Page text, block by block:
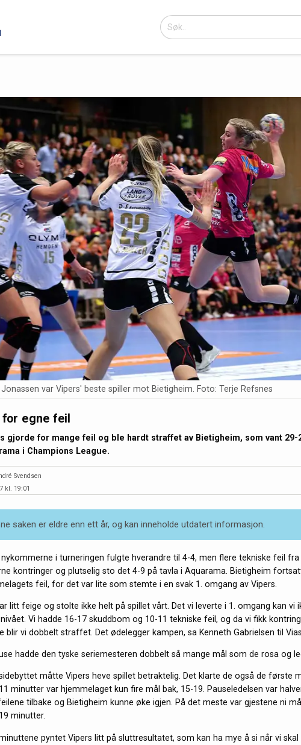
Jonassen var Vipers' beste spiller mot Bietigheim. Foto: Terje Refsnes
for egne feil
gjorde for mange feil og ble hardt straffet av Bietigheim, som vant 29-
i Champions League.
Svendsen
kl. 19:01
saken er eldre enn ett år, og kan inneholde utdatert informasjon.
i turneringen fulgte hverandre til 4-4, men flere tekniske feil fra
kontringer og plutselig sto det 4-9 på tavla i Aquarama. Bietigheim
feil, for det var lite som stemte i en svak 1. omgang av Vipers.
litt feige og stolte ikke helt på spillet vårt. Det vi leverte i 1. omgang kan vi
Vi hadde 16-17 skuddbom og 10-11 tekniske feil, og da vi fikk
blir vi dobbelt straffet. Det ødelegger kampen, sa Kenneth Gabrielsen til
hadde den tyske seriemesteren dobbelt så mange mål som de rosa og
måtte Vipers heve spillet betraktelig. Det klarte de også de første
minutter var hjemmelaget kun fire mål bak, 15-19. Pauseledelsen var
tilbake og Bietigheim kunne øke igjen. På det meste var gjestene ni
minutter.
pyntet Vipers litt på sluttresultatet, som kan ha mye å si når vi